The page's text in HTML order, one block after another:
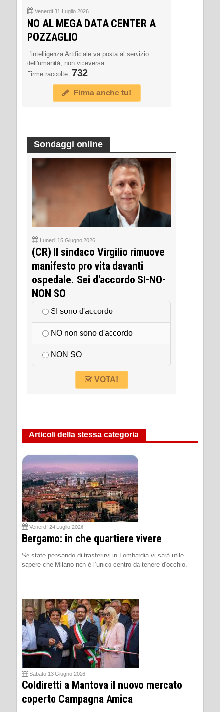
Venerdì 31 Luglio 2026
NO AL MEGA DATA CENTER A
POZZAGLIO
L'intelligenza Artificiale va posta al servizio
dell'umanità, non viceversa.
Firme raccolte: 732
Firma anche tu!
Sondaggi online
Lunedì 15 Giugno 2026
(CR) Il sindaco Virgilio rimuove
manifesto pro vita davanti
ospedale. Sei d'accordo SI-NO-
NON SO
SI sono d'accordo
NO non sono d'accordo
NON SO
VOTA!
Articoli della stessa categoria
Venerdì 24 Luglio 2026
Bergamo: in che quartiere vivere
Se state pensando di trasferirvi in Lombardia vi sarà utile
sapere che Milano non è l’unico centro da tenere d’occhio.
Sabato 13 Giugno 2026
Coldiretti a Mantova il nuovo mercato
coperto Campagna Amica